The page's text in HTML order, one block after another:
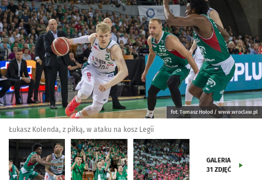
fot. Tomasz Hołod / www.wroclaw.pl
Łukasz Kolenda, z piłką, w ataku na kosz Legii
GALERIA
31 ZDJĘĆ